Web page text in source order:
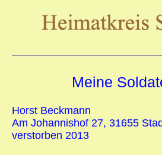
Meine
Horst Beckmann
Am Johannishof 27, 31655
verstorben 2013